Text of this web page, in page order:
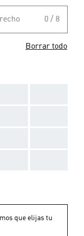
0 / 8
Borrar todo
que elijas tu